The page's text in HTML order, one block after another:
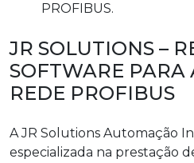
PROFIBUS.
JR SOLUTIONS –
SOFTWARE PARA
REDE PROFIBUS
A JR Solutions Automação
especializada na prestação